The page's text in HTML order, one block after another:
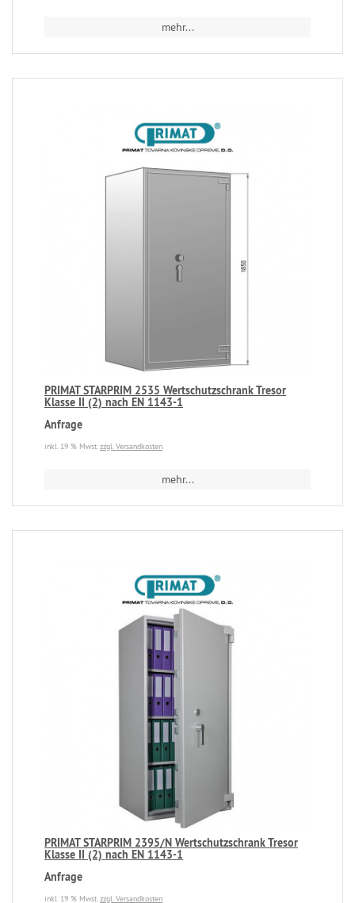
mehr...
PRIMAT STARPRIM 2535 Wertschutzschrank Tresor
Klasse II (2) nach EN 1143-1
Anfrage
inkl. 19 % Mwst.zzgl. Versandkosten
mehr...
PRIMAT STARPRIM 2395/N Wertschutzschrank Tresor
Klasse II (2) nach EN 1143-1
Anfrage
inkl. 19 % Mwst.zzgl. Versandkosten